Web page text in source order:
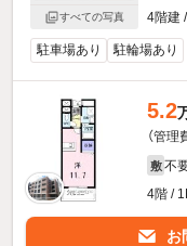
すべての写真
4階建
駐車場あり 駐輪場あり
5.2
（管理
敷 不
4階 /
お